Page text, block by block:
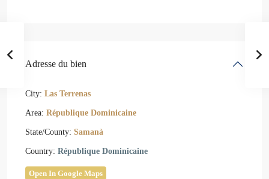
Adresse du bien
City: Las Terrenas
Area: République Dominicaine
State/County: Samanà
Country: République Dominicaine
Open In Google Maps